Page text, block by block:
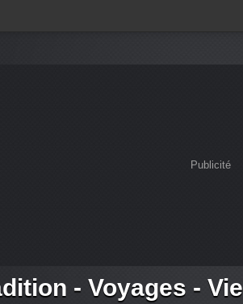
Publicité
- Voyages - Vie